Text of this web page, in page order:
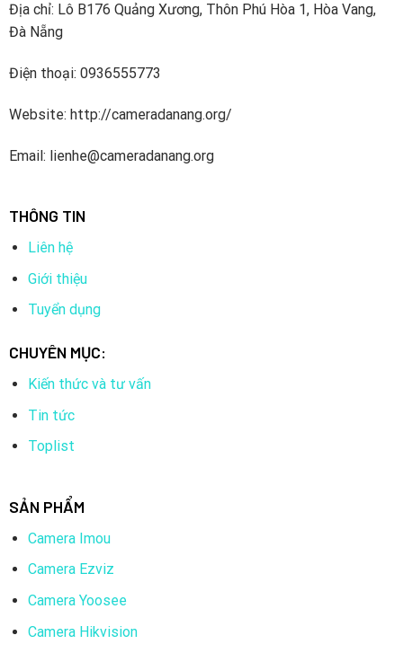
Địa chỉ: Lô B176 Quảng Xương, Thôn Phú Hòa 1, Hòa Vang,
Đà Nẵng
Điện thoại: 0936555773
Website: http://cameradanang.org/
Email: lienhe@cameradanang.org
THÔNG TIN
Liên hệ
Giới thiệu
Tuyển dụng
CHUYÊN MỤC:
Kiến thức và tư vấn
Tin tức
Toplist
SẢN PHẨM
Camera Imou
Camera Ezviz
Camera Yoosee
Camera Hikvision